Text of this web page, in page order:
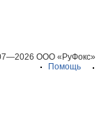
ООО «РуФокс»
Помощь